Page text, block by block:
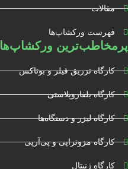
مقالات
فهرست ورکشاپ‌ها
پرمخاطب‌ترین ورکشاپ‌ها
کارگاه تزریق فیلر و بوتاکس
کارگاه بلفاروپلاستی
کارگاه لیزر و دستگاه‌ها
کارگاه مزوتراپی و پی‌آرپی
کارگاه ژنیتال